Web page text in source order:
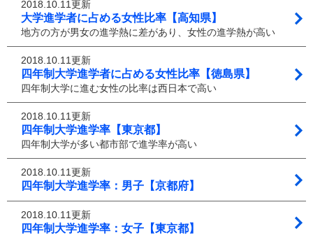
2018.10.11更新
大学進学者に占める女性比率【高知県】
地方の方が男女の進学熱に差があり、女性の進学熱が高い
2018.10.11更新
四年制大学進学者に占める女性比率【徳島県】
四年制大学に進む女性の比率は西日本で高い
2018.10.11更新
四年制大学進学率【東京都】
四年制大学が多い都市部で進学率が高い
2018.10.11更新
四年制大学進学率：男子【京都府】
2018.10.11更新
四年制大学進学率：女子【東京都】